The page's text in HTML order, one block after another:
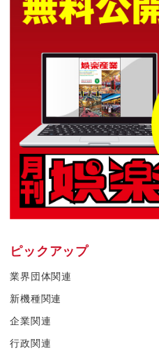
ピックアップ
業界団体関連
新機種関連
企業関連
行政関連